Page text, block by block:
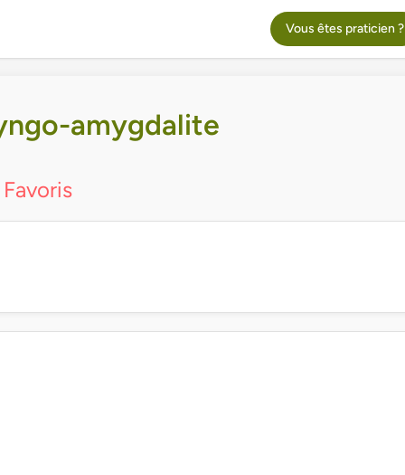
Vous êtes praticien ?
amygdalite